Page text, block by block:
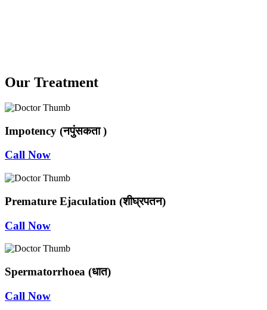
Our Treatment
Impotency (नपुंसकता )
Call Now
Premature Ejaculation (शीघ्रपतन)
Call Now
Spermatorrhoea (धात)
Call Now